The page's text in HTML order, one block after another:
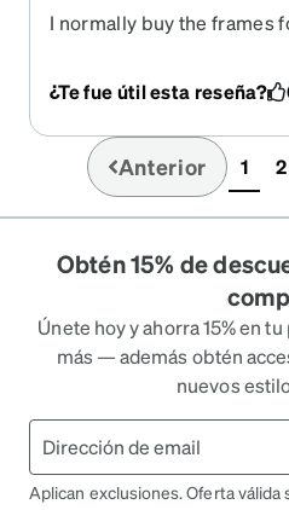
I normally buy the frames
¿Te fue útil esta reseña?
Anterior 1 2
Obtén 15% de
Únete hoy y ahorra 15% en
más — además obtén
nuevos
Aplican exclusiones. Oferta válida